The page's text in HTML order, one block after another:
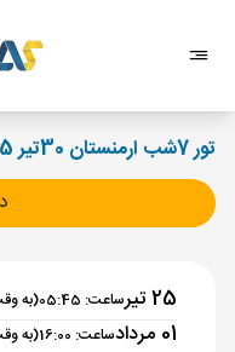
تور 7شب ارمنستان 30تیر 1405
25 تیر ساعت: 05:45 (به
01 مرداد ساعت: 16:00 (به